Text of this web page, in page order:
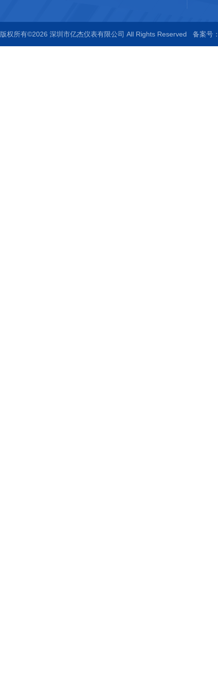
版权所有©2026 深圳市亿杰仪表有限公司 All Rights Reserved 备案号